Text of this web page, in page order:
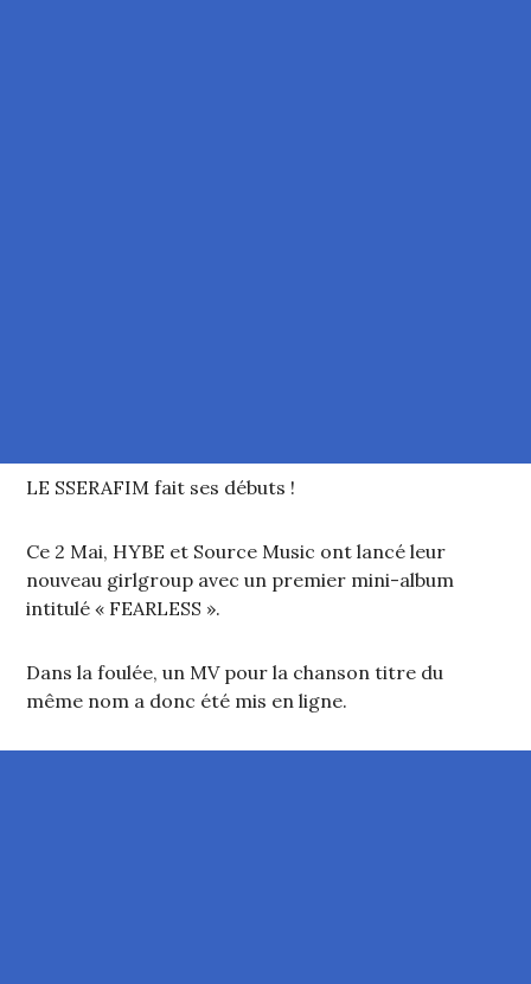
LE SSERAFIM fait ses débuts !
Ce 2 Mai, HYBE et Source Music ont lancé leur
nouveau girlgroup avec un premier mini-album
intitulé « FEARLESS ».
Dans la foulée, un MV pour la chanson titre du
même nom a donc été mis en ligne.